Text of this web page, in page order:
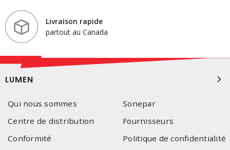
Livraison rapide
partout au Canada
LUMEN
Qui nous sommes
Sonepar
Centre de distribution
Fournisseurs
Conformité
Politique de confidentialité